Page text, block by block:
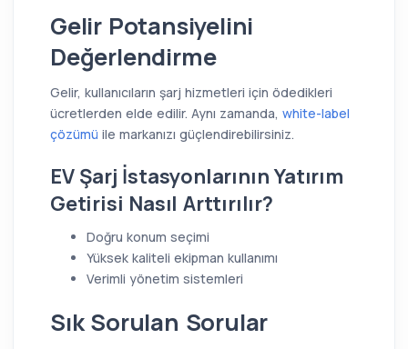
Gelir Potansiyelini
Değerlendirme
Gelir, kullanıcıların şarj hizmetleri için ödedikleri
ücretlerden elde edilir. Aynı zamanda, white-label
çözümü ile markanızı güçlendirebilirsiniz.
EV Şarj İstasyonlarının Yatırım
Getirisi Nasıl Arttırılır?
Doğru konum seçimi
Yüksek kaliteli ekipman kullanımı
Verimli yönetim sistemleri
Sık Sorulan Sorular